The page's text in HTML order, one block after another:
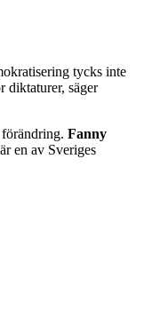
tycks inte
diktaturer, säger
Fanny
en av Sveriges